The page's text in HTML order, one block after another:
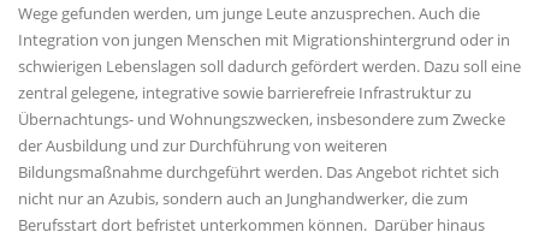
Wege gefunden werden, um junge Leute anzusprechen. Auch die
Integration von jungen Menschen mit Migrationshintergrund oder in
schwierigen Lebenslagen soll dadurch gefördert werden. Dazu soll eine
zentral gelegene, integrative sowie barrierefreie Infrastruktur zu
Übernachtungs- und Wohnungszwecken, insbesondere zum Zwecke
der Ausbildung und zur Durchführung von weiteren
Bildungsmaßnahme durchgeführt werden. Das Angebot richtet sich
nicht nur an Azubis, sondern auch an Junghandwerker, die zum
Berufsstart dort befristet unterkommen können. Darüber hinaus